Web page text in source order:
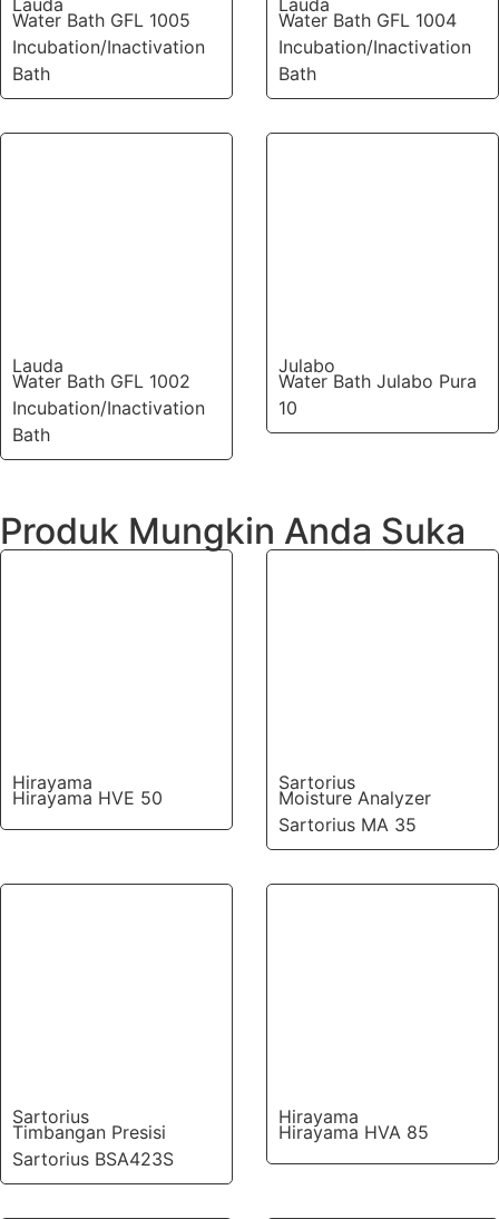
Water Bath GFL 1005
Incubation/Inactivation
Bath
Water Bath GFL 1004
Incubation/Inactivation
Bath
Lauda
Water Bath GFL 1002
Incubation/Inactivation
Bath
Julabo
Water Bath Julabo Pura
10
Produk Mungkin Anda Suka
Hirayama
Hirayama HVE 50
Sartorius
Moisture Analyzer
Sartorius MA 35
Sartorius
Timbangan Presisi
Sartorius BSA423S
Hirayama
Hirayama HVA 85